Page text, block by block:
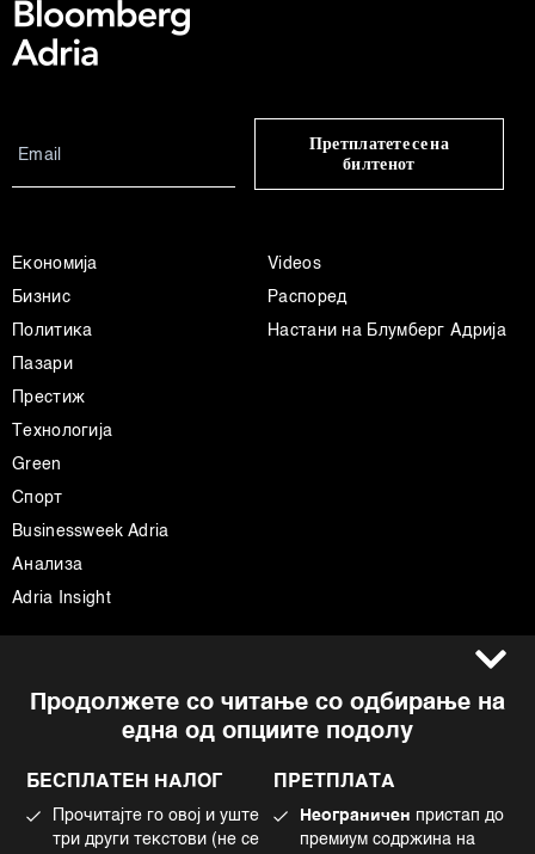
Продолжете со читање со одбирање на
една од опциите подолу
БЕСПЛАТЕН НАЛОГ
Прочитајте го овој и уште
три други текстови (не се
ПРЕТПЛАТА
Неограничен пристап до
премиум содржина на
Претплатете се на
билтенот
Економија
Бизнис
Политика
Пазари
Престиж
Технологија
Green
Спорт
Businessweek Adria
Анализа
Adria Insight
Videos
Распоред
Настани на Блумберг Адрија
Импресум
Политика на приватност
Политика за колачиња
Употреба на вештачка интелигенција
Facebook
Instagram
Twitter
Tiktok